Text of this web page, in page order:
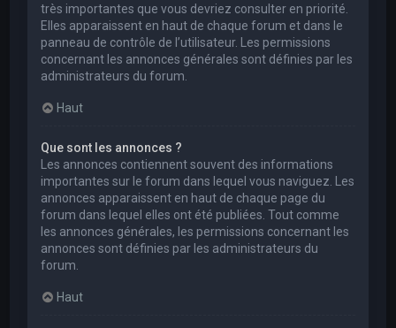
très importantes que vous devriez consulter en priorité.
Elles apparaissent en haut de chaque forum et dans le
panneau de contrôle de l’utilisateur. Les permissions
concernant les annonces générales sont définies par les
administrateurs du forum.
Haut
Que sont les annonces ?
Les annonces contiennent souvent des informations
importantes sur le forum dans lequel vous naviguez. Les
annonces apparaissent en haut de chaque page du
forum dans lequel elles ont été publiées. Tout comme
les annonces générales, les permissions concernant les
annonces sont définies par les administrateurs du
forum.
Haut